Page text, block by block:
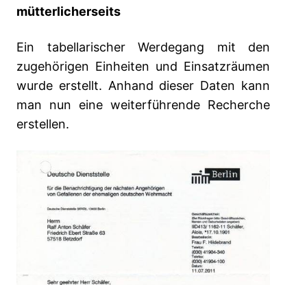
mütterlicherseits
Ein tabellarischer Werdegang mit den
zugehörigen Einheiten und Einsatzräumen
wurde erstellt. Anhand dieser Daten kann
man nun eine weiterführende Recherche
erstellen.